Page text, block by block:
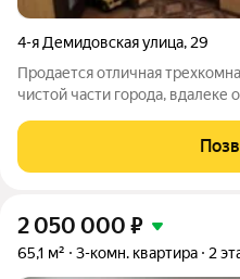
4-я Демидовская улица, 29
Продается отличная
чистой части города, вдалеке
четвертом этаже
косметический ремонт, можно
2 050 000 ₽
65,1 м² 3-комн. квартира 2